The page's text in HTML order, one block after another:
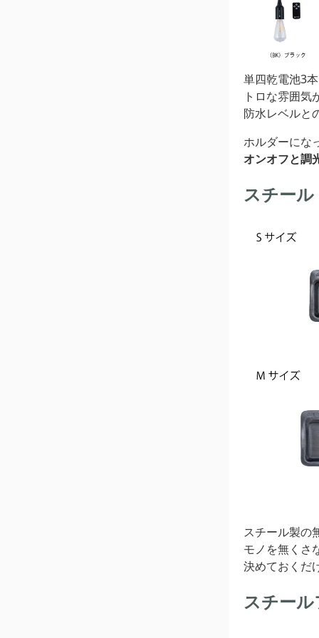
単四乾電池3
トロな雰囲
防水レベルと
ホルダーにな
オンオフと調
スチー
スチール製の
モノを無くさ
決めておくだ
スチー